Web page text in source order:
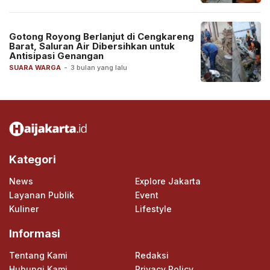
SUARA WARGA - 3 bulan yang lalu
Gotong Royong Berlanjut di Cengkareng
Barat, Saluran Air Dibersihkan untuk
Antisipasi Genangan
Kategori
News
Explore Jakarta
Layanan Publik
Event
Kuliner
Lifestyle
Informasi
Tentang Kami
Redaksi